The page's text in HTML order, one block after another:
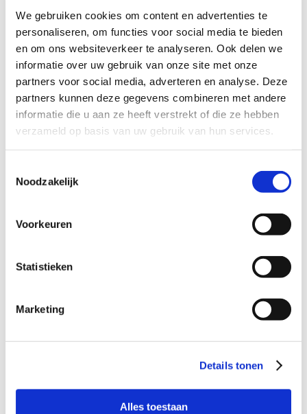
We gebruiken cookies om content en advertenties te
personaliseren, om functies voor social media te bieden
en om ons websiteverkeer te analyseren. Ook delen we
informatie over uw gebruik van onze site met onze
partners voor social media, adverteren en analyse. Deze
partners kunnen deze gegevens combineren met andere
informatie die u aan ze heeft verstrekt of die ze hebben
verzameld op basis van uw gebruik van hun services.
Noodzakelijk
Voorkeuren
Statistieken
Marketing
Details tonen
Alles toestaan